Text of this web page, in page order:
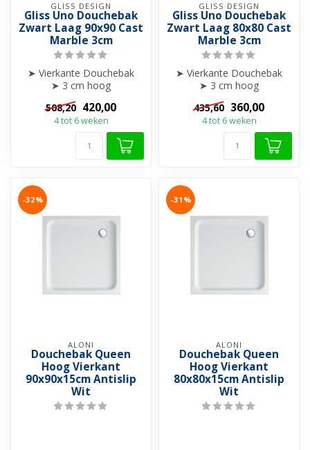
GLISS DESIGN
Gliss Uno Douchebak
Zwart Laag 90x90 Cast
Marble 3cm
➤ Vierkante Douchebak
➤ 3 cm hoog
➤ Materiaal Cast Marble
➤ Extra verstevig...
508,20 420,00
4 tot 6 weken
GLISS DESIGN
Gliss Uno Douchebak
Zwart Laag 80x80 Cast
Marble 3cm
➤ Vierkante Douchebak
➤ 3 cm hoog
➤ Materiaal Cast Marble
➤ Extra verstevig...
435,60 360,00
4 tot 6 weken
-32%
ALONI
Douchebak Queen
Hoog Vierkant
90x90x15cm Antislip
Wit
-31%
ALONI
Douchebak Queen
Hoog Vierkant
80x80x15cm Antislip
Wit